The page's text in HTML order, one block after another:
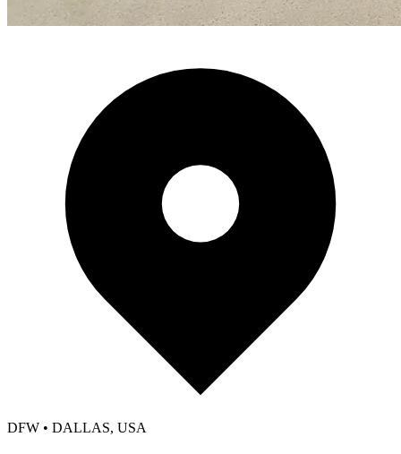
DFW • DALLAS, USA